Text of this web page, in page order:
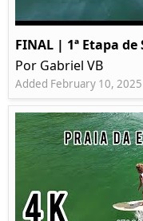
FINAL | 1ª Etapa
Por Gabriel VB
Added February 10, 2025